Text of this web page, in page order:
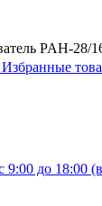
PAH-28/
Избранные
9:00 до 18:00